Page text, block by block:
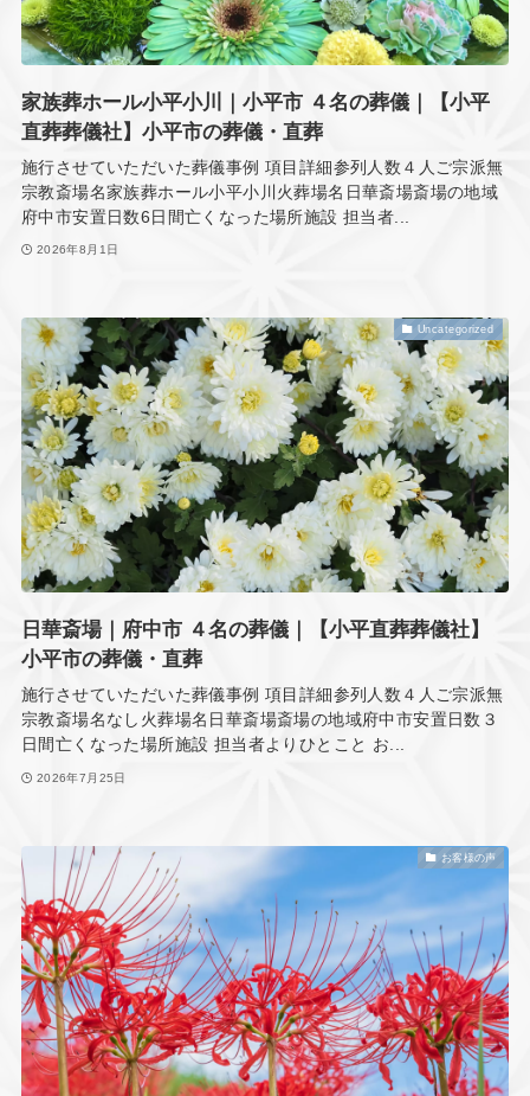
家族葬ホール小平小川｜小平市 ４名の葬儀｜【小平
直葬葬儀社】小平市の葬儀・直葬
施行させていただいた葬儀事例 項目詳細参列人数４人ご宗派無
宗教斎場名家族葬ホール小平小川火葬場名日華斎場斎場の地域
府中市安置日数6日間亡くなった場所施設 担当者...
2026年8月1日
Uncategorized
日華斎場｜府中市 ４名の葬儀｜【小平直葬葬儀社】
小平市の葬儀・直葬
施行させていただいた葬儀事例 項目詳細参列人数４人ご宗派無
宗教斎場名なし火葬場名日華斎場斎場の地域府中市安置日数３
日間亡くなった場所施設 担当者よりひとこと お...
2026年7月25日
お客様の声